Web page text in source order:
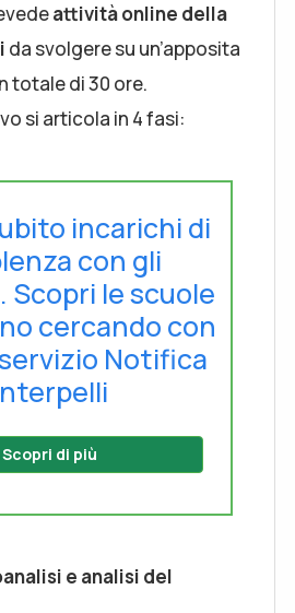
attività online della
da svolgere su un’apposita
totale di 30 ore.
si articola in 4 fasi:
incarichi di
con gli
Scopri le scuole
cercando con
Notifica
Scopri di più
e analisi del